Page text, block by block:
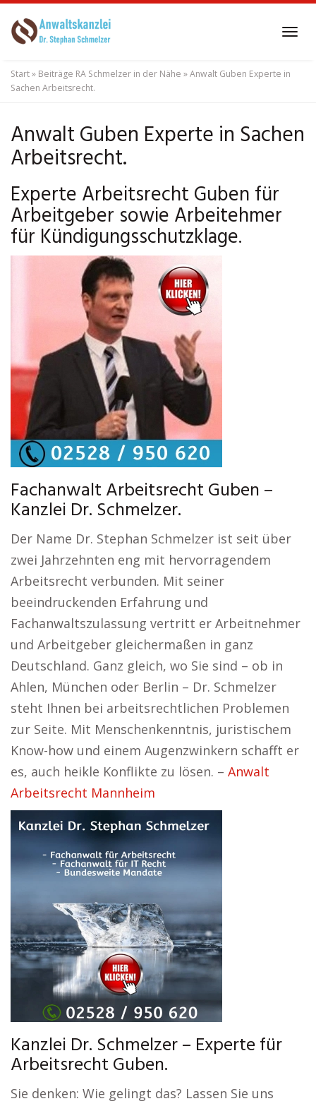
to
content
Start» Beiträge RA Schmelzer in der Nähe »Anwalt Guben Experte in
Sachen Arbeitsrecht.
Anwalt Guben Experte in Sachen
Arbeitsrecht.
Experte Arbeitsrecht Guben für
Arbeitgeber sowie Arbeitehmer
für Kündigungsschutzklage.
Fachanwalt Arbeitsrecht Guben –
Kanzlei Dr. Schmelzer.
Der Name Dr. Stephan Schmelzer ist seit über
zwei Jahrzehnten eng mit hervorragendem
Arbeitsrecht verbunden. Mit seiner
beeindruckenden Erfahrung und
Fachanwaltszulassung vertritt er Arbeitnehmer
und Arbeitgeber gleichermaßen in ganz
Deutschland. Ganz gleich, wo Sie sind – ob in
Ahlen, München oder Berlin – Dr. Schmelzer
steht Ihnen bei arbeitsrechtlichen Problemen
zur Seite. Mit Menschenkenntnis, juristischem
Know-how und einem Augenzwinkern schafft er
es, auch heikle Konflikte zu lösen. – Anwalt
Arbeitsrecht Mannheim
Kanzlei Dr. Schmelzer – Experte für
Arbeitsrecht Guben.
Sie denken: Wie gelingt das? Lassen Sie uns